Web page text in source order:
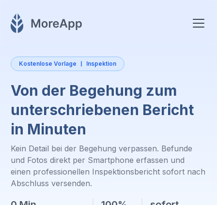
Kostenlose Vorlage Inspektion
Von der Begehung zum
unterschriebenen Bericht
in Minuten
Kein Detail bei der Begehung verpassen. Befunde
und Fotos direkt per Smartphone erfassen und
einen professionellen Inspektionsbericht sofort nach
Abschluss versenden.